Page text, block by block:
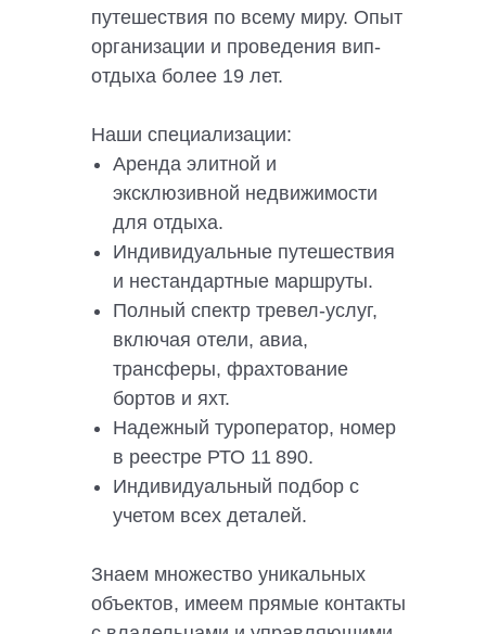
путешествия по всему миру. Опыт
организации и проведения вип-
отдыха более 19 лет.
Наши специализации:
Аренда элитной и
эксклюзивной недвижимости
для отдыха.
Индивидуальные путешествия
и нестандартные маршруты.
Полный спектр тревел-услуг,
включая отели, авиа,
трансферы, фрахтование
бортов и яхт.
Надежный туроператор, номер
в реестре РТО 11 890.
Индивидуальный подбор с
учетом всех деталей.
Знаем множество уникальных
объектов, имеем прямые контакты